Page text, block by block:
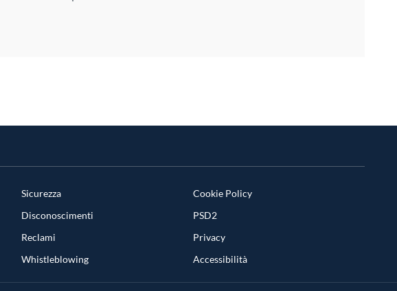
Sicurezza
Disconoscimenti
Reclami
Whistleblowing
Cookie Policy
PSD2
Privacy
Accessibilità